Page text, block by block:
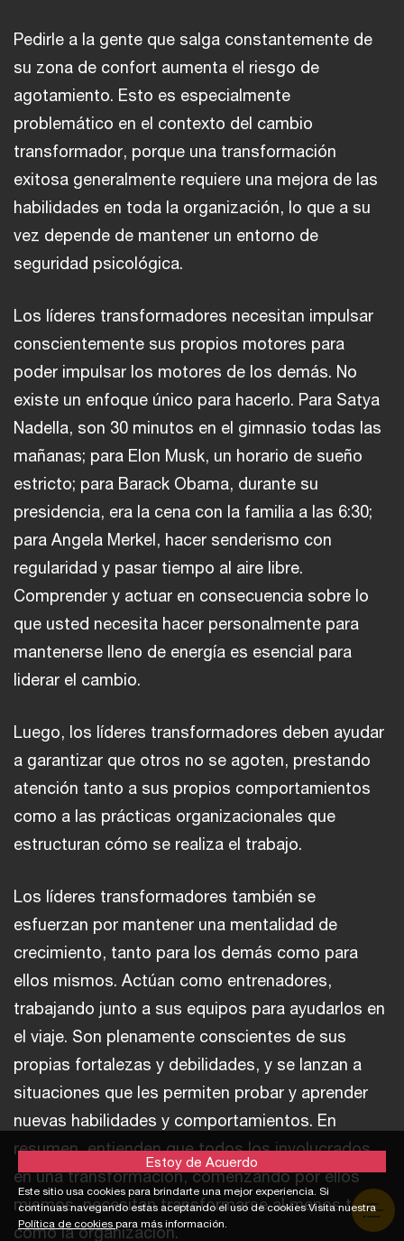
Pedirle a la gente que salga constantemente de
su zona de confort aumenta el riesgo de
agotamiento. Esto es especialmente
problemático en el contexto del cambio
transformador, porque una transformación
exitosa generalmente requiere una mejora de las
habilidades en toda la organización, lo que a su
vez depende de mantener un entorno de
seguridad psicológica.
Los líderes transformadores necesitan impulsar
conscientemente sus propios motores para
poder impulsar los motores de los demás. No
existe un enfoque único para hacerlo. Para Satya
Nadella, son 30 minutos en el gimnasio todas las
mañanas; para Elon Musk, un horario de sueño
estricto; para Barack Obama, durante su
presidencia, era la cena con la familia a las 6:30;
para Angela Merkel, hacer senderismo con
regularidad y pasar tiempo al aire libre.
Comprender y actuar en consecuencia sobre lo
que usted necesita hacer personalmente para
mantenerse lleno de energía es esencial para
liderar el cambio.
Luego, los líderes transformadores deben ayudar
a garantizar que otros no se agoten, prestando
atención tanto a sus propios comportamientos
como a las prácticas organizacionales que
estructuran cómo se realiza el trabajo.
Los líderes transformadores también se
esfuerzan por mantener una mentalidad de
crecimiento, tanto para los demás como para
ellos mismos. Actúan como entrenadores,
trabajando junto a sus equipos para ayudarlos en
el viaje. Son plenamente conscientes de sus
propias fortalezas y debilidades, y se lanzan a
situaciones que les permiten probar y aprender
nuevas habilidades y comportamientos. En
resumen, entienden que todos los involucrados
en una transformación, comenzando por ellos
mismos, necesitan transformarse al menos tanto
como la organización.
Este sitio usa cookies para brindarte una mejor experiencia. Si
continuas navegando estas aceptando el uso de cookies Visita nuestra
Política de cookies para más información.
Estoy de Acuerdo